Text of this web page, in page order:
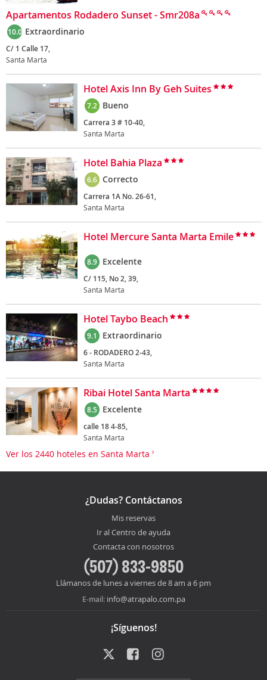
Apartamentos Rodadero Sunset - Smr208a
10.0 Extraordinario
C/ 1 Calle 17,
Santa Marta
Hotel Axis Inn By Geh Suites
7.2 Bueno
Carrera 3 # 10-40,
Santa Marta
Hotel Bahia Plaza
6.6 Correcto
Carrera 1A No. 26-61,
Santa Marta
Hotel Mercure Santa Marta Emile
8.9 Excelente
C/ 115, No 2, 39,
Santa Marta
Hotel Taybo Beach
9.1 Extraordinario
6 - RODADERO 2-43,
Santa Marta
Ribai Hotel Santa Marta
8.5 Excelente
calle 18 4-85,
Santa Marta
Ver los 2440 hoteles en Santa Marta
¿Dudas? Contáctanos
Mis reservas
Ir al Centro de ayuda
Contacta con nosotros
(507) 833-9850
Llámanos de lunes a viernes de 8 am a 6 pm
E-mail: info@atrapalo.com.pa
¡Síguenos!